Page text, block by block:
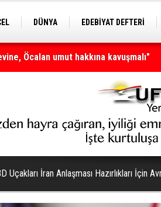
DÜNYA EDEBİYAT DEFTERİ
ve maddelerin tamamı
Uçakları İran Anlaşması Hazırlıkları İçin